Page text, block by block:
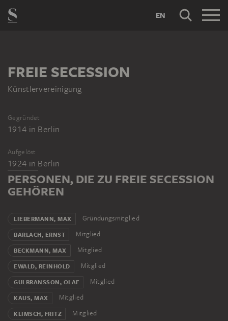
EN
FREIE SECESSION
Künstlervereinigung
Gegründet
1914 in Berlin
Aufgelöst
1924 in Berlin
PERSONEN, DIE ZU FREIE SECESSION
GEHÖREN
LIEBERMANN, MAX Gründungsmitglied
BARLACH, ERNST Mitglied
BECKMANN, MAX Mitglied
EWALD, REINHOLD Mitglied
GULBRANSSON, OLAF Mitglied
KAUS, MAX Mitglied
KLIMSCH, FRITZ Mitglied